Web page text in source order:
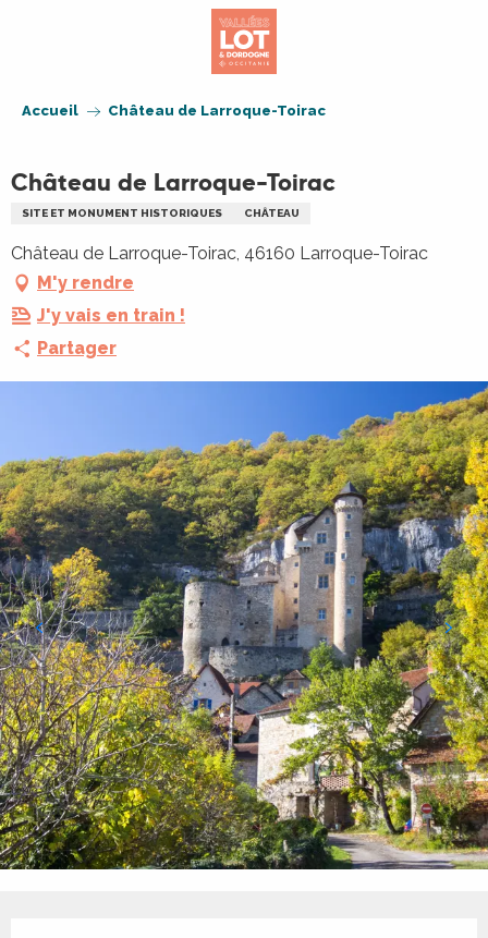
Accueil Château de Larroque-Toirac
Château de Larroque-Toirac
SITE ET MONUMENT HISTORIQUES CHÂTEAU
Château de Larroque-Toirac, 46160 Larroque-Toirac
M'y rendre
J'y vais en train !
Partager